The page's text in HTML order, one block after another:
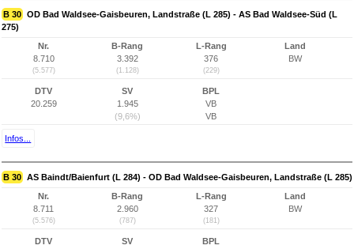
B 30 OD Bad Waldsee-Gaisbeuren, Landstraße (L 285) - AS Bad Waldsee-Süd (L
275)
Nr.
8.710
(5.577)
B-Rang
3.392
(1.128)
L-Rang
376
(229)
Land
BW
DTV
20.259
SV
1.945
(9,6%)
BPL
VB
VB
Infos...
B 30 AS Baindt/Baienfurt (L 284) - OD Bad Waldsee-Gaisbeuren, Landstraße (L 285)
Nr.
8.711
(5.576)
B-Rang
2.960
(787)
L-Rang
327
(181)
Land
BW
DTV
SV
BPL